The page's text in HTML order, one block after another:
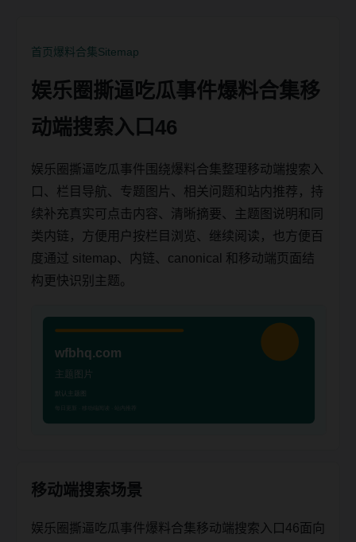
首页 爆料合集Sitemap
娱乐圈撕逼吃瓜事件爆料合集移
动端搜索入口46
娱乐圈撕逼吃瓜事件围绕爆料合集整理移动端搜索入
口、栏目导航、专题图片、相关问题和站内推荐，持
续补充真实可点击内容、清晰摘要、主题图说明和同
类内链，方便用户按栏目浏览、继续阅读，也方便百
度通过 sitemap、内链、canonical 和移动端页面结
构更快识别主题。
移动端搜索场景
娱乐圈撕逼吃瓜事件爆料合集移动端搜索入口46面向